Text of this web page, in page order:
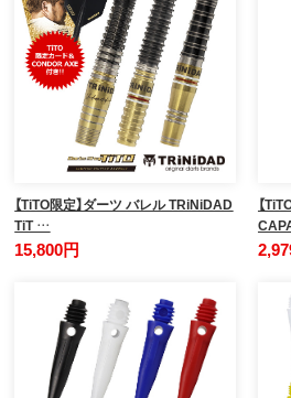
【TiTO限定】ダーツ バレル TRiNiDAD
TiT …
15,800円
【